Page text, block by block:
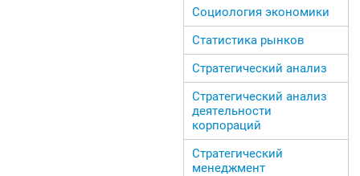
Социология экономики
Статистика рынков
Стратегический анализ
Стратегический анализ
деятельности
корпораций
Стратегический
менеджмент